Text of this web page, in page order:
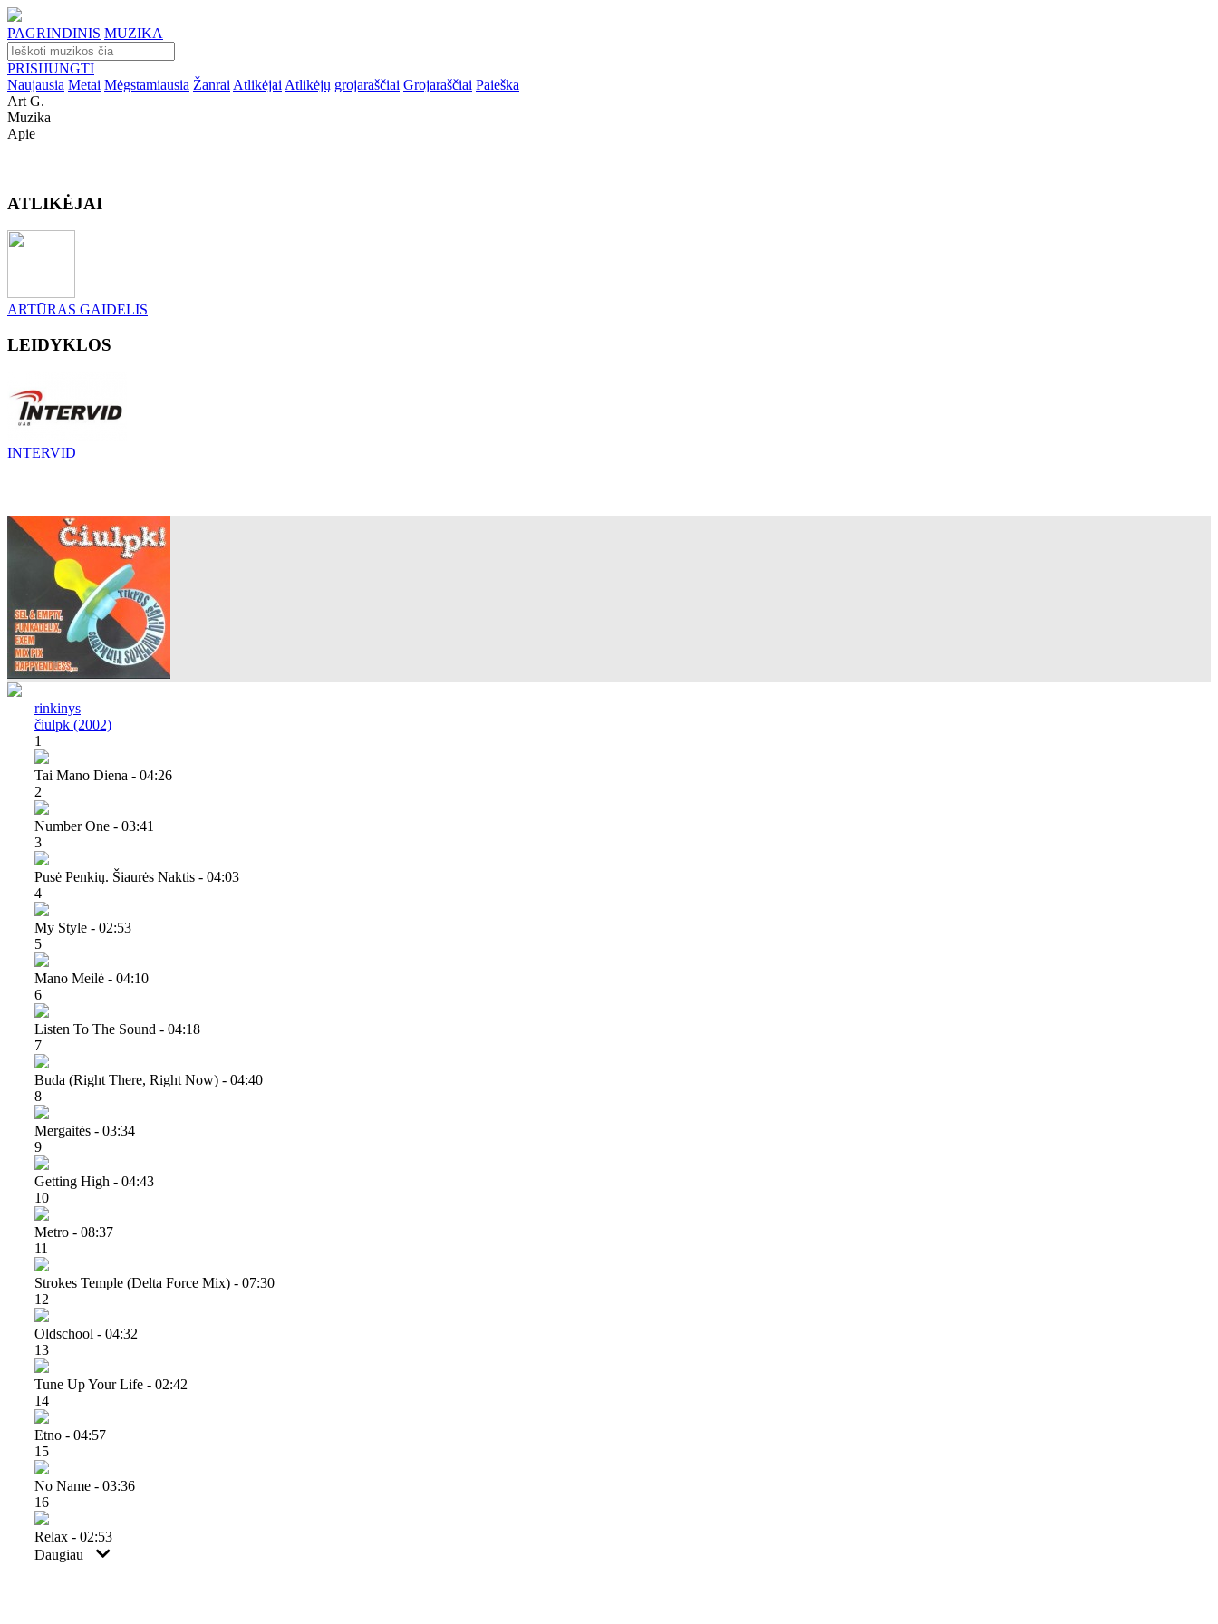
PAGRINDINIS MUZIKA
PRISIJUNGTI
Naujausia Metai Mėgstamiausia Žanrai Atlikėjai Atlikėjų grojaraščiai Grojaraščiai Paieška
Art G.
Muzika
Apie
ATLIKĖJAI
ARTŪRAS GAIDELIS
LEIDYKLOS
INTERVID
rinkinys
čiulpk (2002)
1
Tai Mano Diena - 04:26
2
Number One - 03:41
3
Pusė Penkių. Šiaurės Naktis - 04:03
4
My Style - 02:53
5
Mano Meilė - 04:10
6
Listen To The Sound - 04:18
7
Buda (right There, Right Now) - 04:40
8
Mergaitės - 03:34
9
Getting High - 04:43
10
Metro - 08:37
11
Strokes Temple (delta Force Mix) - 07:30
12
Oldschool - 04:32
13
Tune Up Your Life - 02:42
14
Etno - 04:57
15
No Name - 03:36
16
Relax - 02:53
Daugiau